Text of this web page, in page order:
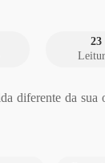
23
diferente da sua